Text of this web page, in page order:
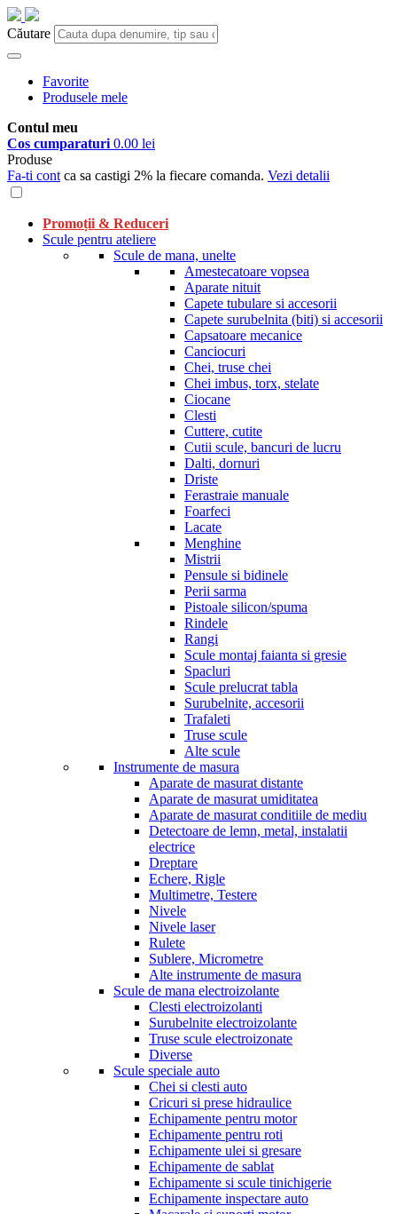
Căutare
Favorite
Produsele mele
Contul meu
Cos cumparaturi 0.00 lei
Produse
Fa-ti cont ca sa castigi 2% la fiecare comanda. Vezi detalii
Promoții & Reduceri
Scule pentru ateliere
Scule de mana, unelte
Amestecatoare vopsea
Aparate nituit
Capete tubulare si accesorii
Capete surubelnita (biti) si accesorii
Capsatoare mecanice
Canciocuri
Chei, truse chei
Chei imbus, torx, stelate
Ciocane
Clesti
Cuttere, cutite
Cutii scule, bancuri de lucru
Dalti, dornuri
Driste
Ferastraie manuale
Foarfeci
Lacate
Menghine
Mistrii
Pensule si bidinele
Perii sarma
Pistoale silicon/spuma
Rindele
Rangi
Scule montaj faianta si gresie
Spacluri
Scule prelucrat tabla
Surubelnite, accesorii
Trafaleti
Truse scule
Alte scule
Instrumente de masura
Aparate de masurat distante
Aparate de masurat umiditatea
Aparate de masurat conditiile de mediu
Detectoare de lemn, metal, instalatii
electrice
Dreptare
Echere, Rigle
Multimetre, Testere
Nivele
Nivele laser
Rulete
Sublere, Micrometre
Alte instrumente de masura
Scule de mana electroizolante
Clesti electroizolanti
Surubelnite electroizolante
Truse scule electroizonate
Diverse
Scule speciale auto
Chei si clesti auto
Cricuri si prese hidraulice
Echipamente pentru motor
Echipamente pentru roti
Echipamente ulei si gresare
Echipamente de sablat
Echipamente si scule tinichigerie
Echipamente inspectare auto